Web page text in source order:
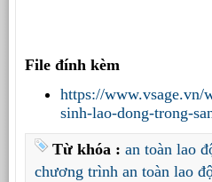
File đính kèm
https://www.vsage.vn/
sinh-lao-dong-trong-
Từ khóa : an toàn lao
chương trình an toàn lao